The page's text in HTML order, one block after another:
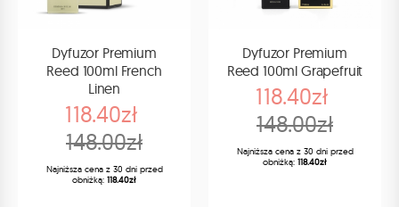
Dyfuzor Premium
Reed 100ml French
Linen
118.40zł
148.00zł
Najniższa cena z 30 dni przed
obniżką: 118.40zł
Dyfuzor Premium
Reed 100ml Grapefruit
118.40zł
148.00zł
Najniższa cena z 30 dni przed
obniżką: 118.40zł